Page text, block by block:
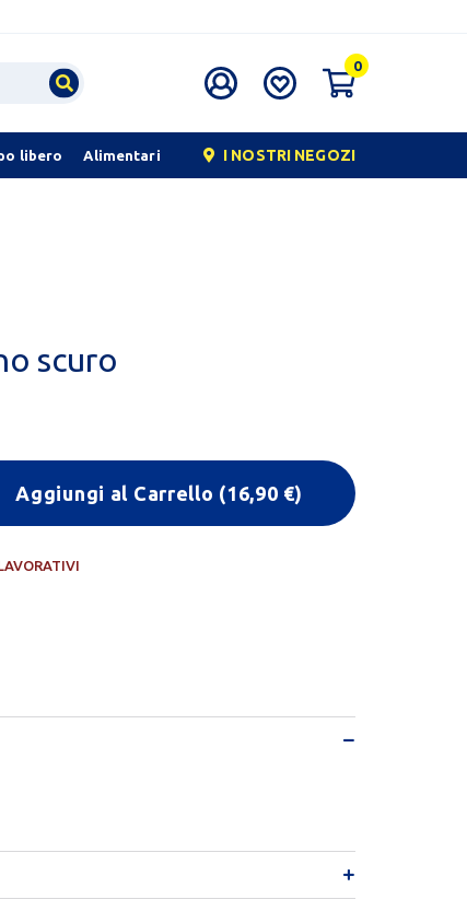
0
libero Alimentari I NOSTRI NEGOZI
scuro
Aggiungi al Carrello (16,90 €)